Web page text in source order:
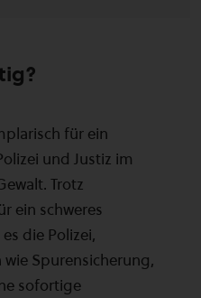
für ein
und Justiz im
Trotz
ein schweres
die Polizei,
Spurensicherung,
sofortige